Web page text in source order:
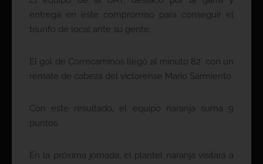
entrega en este compromiso para conseguir el
triunfo de local ante su gente.
El gol de Correcaminos llegó al minuto 82’ con un
remate de cabeza del victorense Mario Sarmiento.
Con este resultado, el equipo naranja suma 9
puntos.
En la próxima jornada, el plantel naranja visitará a